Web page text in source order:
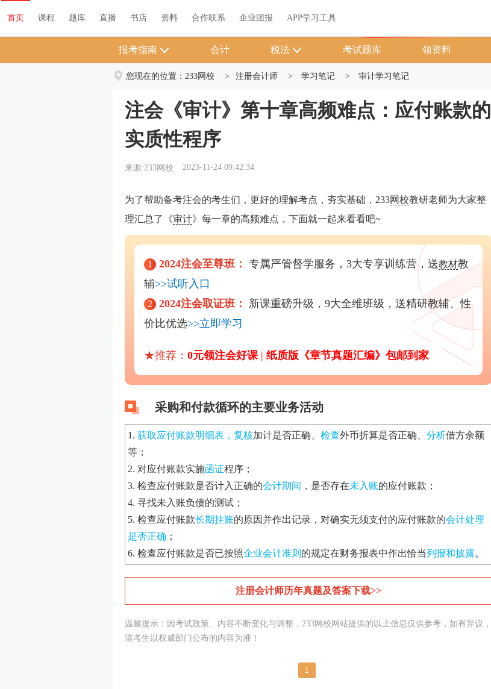
首页 课程 题库 直播 书店 资料 关于我们 帮助中心
首页 课程 题库 直播 书店 资料 合作联系 企业团报 APP学习工具
报考指南 会计 税法 考试题库 领资料
您现在的位置： 233网校 > 注册会计师 > 学习笔记 > 审计学习笔记
注会《审计》第十章高频难点：应付账款的
实质性程序
来源:233网校 2023-11-24 09:42:34
为了帮助备考注会的考生们，更好的理解考点，夯实基础，233网校教研老师为大家整
理汇总了《审计》每一章的高频难点，下面就一起来看看吧~
1 2024注会至尊班： 专属严管督学服务，3大专享训练营，送教材教
辅>>试听入口
2 2024注会取证班：
新课重磅升级，9大全维班级，送精研教辅、性
价比优选>>立即学习
★推荐： 0元领注会好课| 纸质版《章节真题汇编》 包邮到家
采购和付款循环的主要业务活动
1. 获取应付账款明细表，复核加计是否正确、 检查外币折算是否正确、 分析借方余额
等；
2. 对应付账款实施函证程序；
3. 检查应付账款是否计入正确的会计期间 ，是否存在未入账的应付账款；
4. 寻找未入账负债的测试；
5. 检查应付账款长期挂账的原因并作出记录，对确实无须支付的应付账款的会计处理
是否正确 ；
6. 检查应付账款是否已按照企业会计准则 的规定在财务报表中作出恰当列报和披露。
注册会计师历年真题及答案下载>>
温馨提示：因考试政策、内容不断变化与调整，233网校网站提供的以上信息仅供参考，如有异议，
请考生以权威部门公布的内容为准！
1